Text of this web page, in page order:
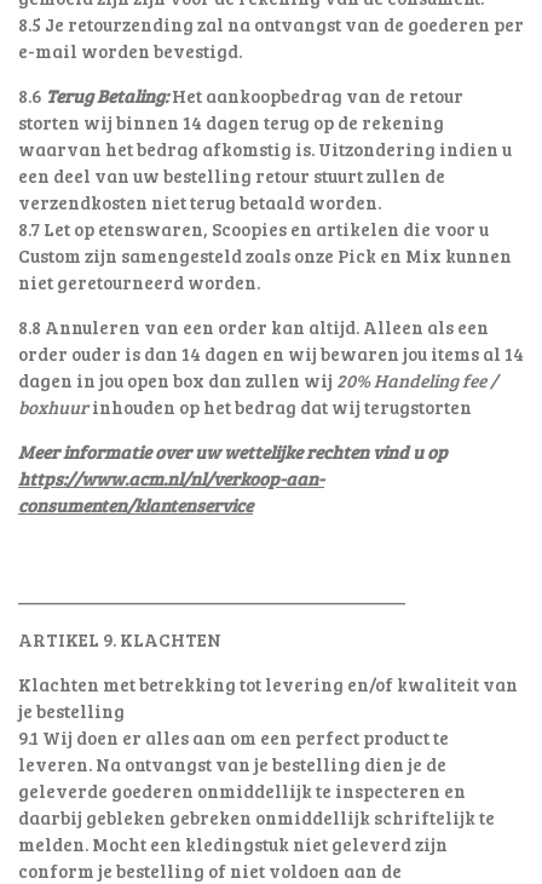
8.5 Je retourzending zal na ontvangst van de goederen per
e-mail worden bevestigd.
8.6 Terug Betaling:Het aankoopbedrag van de retour
storten wij binnen 14 dagen terug op de rekening
waarvan het bedrag afkomstig is. Uitzondering indien u
een deel van uw bestelling retour stuurt zullen de
verzendkosten niet terug betaald worden.
8.7 Let op etenswaren, Scoopies en artikelen die voor u
Custom zijn samengesteld zoals onze Pick en Mix kunnen
niet geretourneerd worden.
8.8 Annuleren van een order kan altijd. Alleen als een
order ouder is dan 14 dagen en wij bewaren jou items al 14
dagen in jou open box dan zullen wij 20% Handeling fee /
boxhuurinhouden op het bedrag dat wij terugstorten
Meer informatie over uw wettelijke rechten vind u op
https://www.acm.nl/nl/verkoop-aan-
consumenten/klantenservice
ARTIKEL 9. KLACHTEN
Klachten met betrekking tot levering en/of kwaliteit van
je bestelling
9.1 Wij doen er alles aan om een perfect product te
leveren. Na ontvangst van je bestelling dien je de
geleverde goederen onmiddellijk te inspecteren en
daarbij gebleken gebreken onmiddellijk schriftelijk te
melden. Mocht een kledingstuk niet geleverd zijn
conform je bestelling of niet voldoen aan de